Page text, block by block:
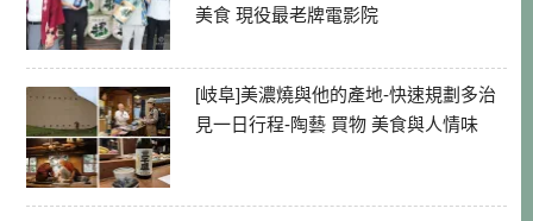
美食 現役最老牌電影院
[岐阜]美濃燒與他的產地-快速規劃多治
見一日行程-陶藝 買物 美食與人情味